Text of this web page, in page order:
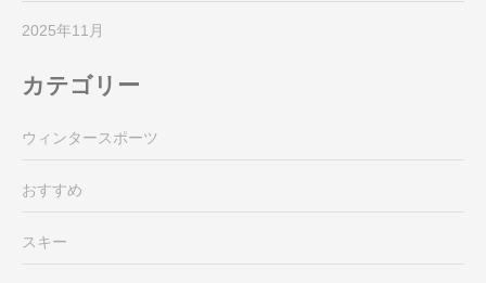
2025年11月
カテゴリー
ウィンタースポーツ
おすすめ
スキー